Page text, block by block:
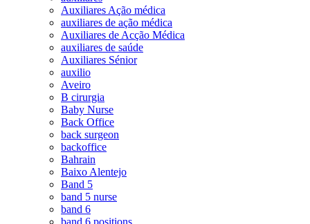
Auxiliares Ação médica
auxiliares de ação médica
Auxiliares de Acção Médica
auxiliares de saúde
Auxiliares Sénior
auxilio
Aveiro
B cirurgia
Baby Nurse
Back Office
back surgeon
backoffice
Bahrain
Baixo Alentejo
Band 5
band 5 nurse
band 6
band 6 positions